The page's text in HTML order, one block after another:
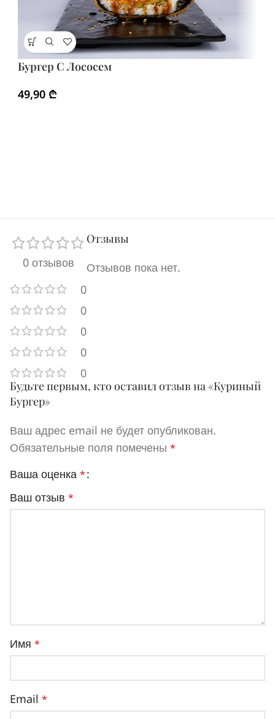
Бургер С Лососем
49,90 ₾
0 отзывов
0
0
0
0
0
Отзывы
Отзывов пока нет.
Будьте первым, кто оставил отзыв на «Куриный
Бургер»
Ваш адрес email не будет опубликован.
Обязательные поля помечены *
Ваша оценка *
Ваш отзыв *
Имя *
Email *